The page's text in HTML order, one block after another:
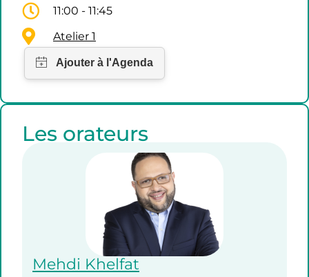
11:00 - 11:45
Atelier 1
Les orateurs
Mehdi Khelfat